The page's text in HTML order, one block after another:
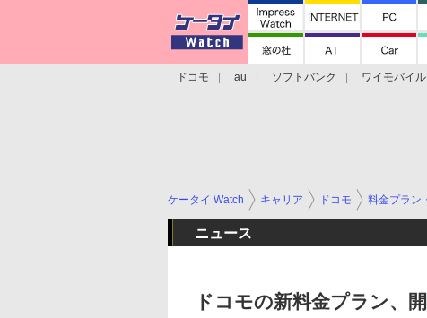
ドコモ au ソフトバンク ワイモバイル
ケータイ Watch キャリア ドコモ 料金プラン
ニュース
ドコモの新料金プラン、